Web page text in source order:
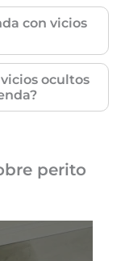
con vicios
ocultos
perito